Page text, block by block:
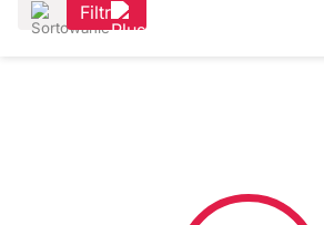
Filtr